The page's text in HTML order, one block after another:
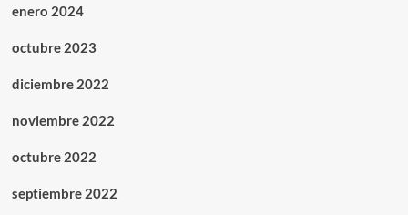
enero 2024
octubre 2023
diciembre 2022
noviembre 2022
octubre 2022
septiembre 2022